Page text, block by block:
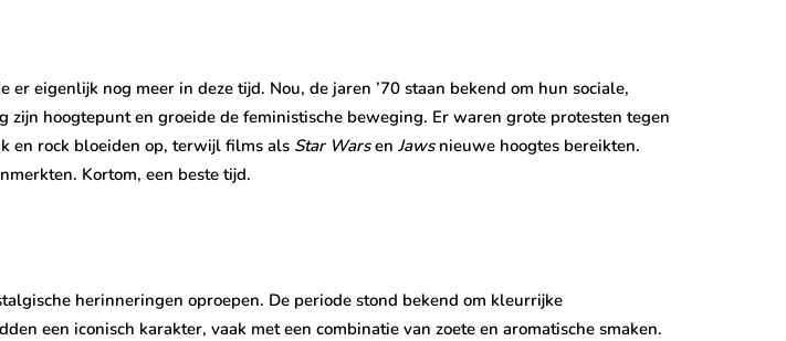
eigenlijk nog meer in deze tijd. Nou, de jaren ’70 staan bekend om hun sociale,
hoogtepunt en groeide de feministische beweging. Er waren grote protesten tegen
en rock bloeiden op, terwijl films als Star Warsen Jawsnieuwe hoogtes bereikten.
Kortom, een beste tijd.
herinneringen oproepen. De periode stond bekend om kleurrijke
een iconisch karakter, vaak met een combinatie van zoete en aromatische smaken.